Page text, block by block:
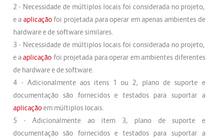
2 - Necessidade de múltiplos locais foi considerada no projeto,
e a aplicaçãofoi projetada para operar em apenas ambientes de
hardware e de software similares.
3 - Necessidade de múltiplos locais foi considerada no projeto,
e aaplicação foi projetada para operar em ambientes diferentes
de hardware e de software.
4 - Adicionalmente aos itens 1 ou 2, plano de suporte e
documentação são fornecidos e testados para suportar a
aplicaçãoem múltiplos locais.
5 - Adicionalmente ao item 3, plano de suporte e
documentação são fornecidos e testados para suportar a